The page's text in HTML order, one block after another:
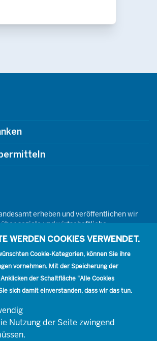
erheben und veröffentlichen wir
soziale und wirtschaftliche
sind wir den Grundsätzen der Neutralität,
Unabhängigkeit und der
verpflichtet.
Karriere
WERDEN COOKIES VERWENDET.
Cookie-Kategorien, können Sie ihre
vornehmen. Mit der Speicherung der
der Schaltfläche "Alle Cookies
sich damit einverstanden, dass wir das tun.
Nutzung der Seite zwingend